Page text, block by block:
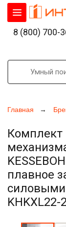
Главная
Комплект
плавное
KHKXL22-
8 (800) 700-